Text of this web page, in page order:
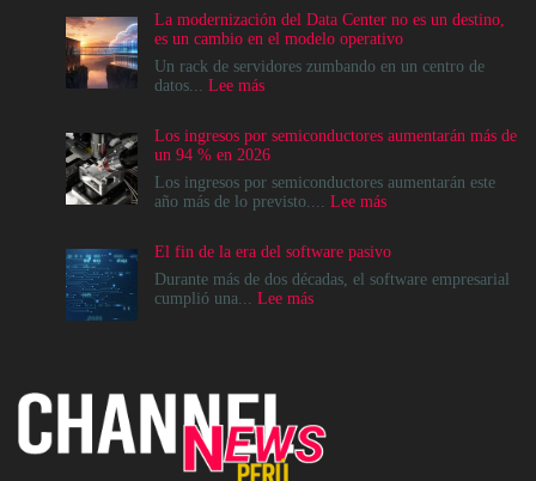
La modernización del Data Center no es un destino,
es un cambio en el modelo operativo
Un rack de servidores zumbando en un centro de
datos... Lee más:
del
Data
Center
no
destino,
es
un
operativo
Los ingresos por semiconductores aumentarán más de
un 94 % en 2026
Los ingresos por semiconductores aumentarán este
año más de lo previsto.... Lee más:
por
semiconductores
El fin de la era del software pasivo
Durante más de dos décadas, el software empresarial
cumplió una... Lee más:
software
pasivo